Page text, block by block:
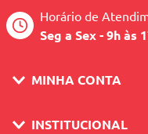
Horário de
Seg a Sex - 9h às
MINHA CONTA
INSTITUCIONAL